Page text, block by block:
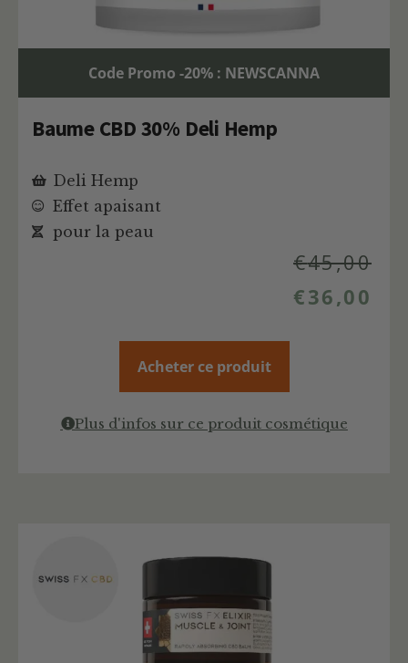
Code Promo -20% : NEWSCANNA
Baume CBD 30% Deli Hemp
Deli Hemp
Effet apaisant
pour la peau
€45,00
€36,00
Acheter ce produit
Plus d'infos sur ce produit cosmétique